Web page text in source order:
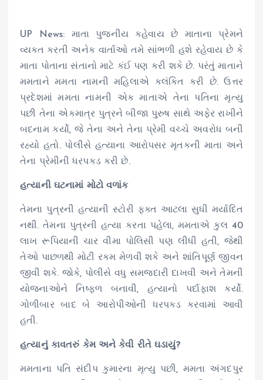
UP News: માતા પુજનીયકહેવાય છે માતાના પ્રેમને
વ્યક્ત કરતી અનેક વાર્તાઓતમે સાંભળી હશે રહેવાય છે કે
માતા પોતાના સંતાનો માટે કંઈ પણ કરી શકે છે. પરંતું માતાને
મમતાને મમતા નામનીમહિલાએ કલંકિત કરી છે. ઉત્તર
પ્રદેશમાં મમતા નામની એક માતાએ તેના પતિના મૃત્યુ
પછી તેના એકમાત્ર પુત્રને બીજા પુરુષ સાથે અફેર રાખીને
બદનામ કર્યો, જે તેના અને તેના પ્રેમી વચ્ચે અવરોધ બની
રહ્યો હતો. પોલીસે હત્યાના આરોપસર મૃતકની માતા અને
તેના પ્રેમીની ધરપકડ કરી છે.
હત્યાનીઘટનામાં મોટો વળાંક
તેમના પુત્રની હત્યાની સ્ટોરી ફક્ત આટલા સુધી મર્યાદિત
નથી. તેમના પુત્રની હત્યા કરતા પહેલા,મમતાએ કુલ40
લાખ રૂપિયાની ચાર વીમા પોલિસી પણ લીધી હતી, જેથી
તેઓ પાછળથી મોટી રકમ મેળવી શકે અનેશાંતિપૂર્ણ જીવન
જીવી શકે. જોકે, પોલીસે વધુ સમજદારી દાખવી અને તેમની
યોજનાઓને નિષ્ફળ બનાવી, હત્યાનો પર્દાફાશ કર્યો.
ગોળીબાર બાદ બે આરોપીઓની ધરપકડ કરવામાં આવી
હતી.
હત્યાનુંકાવતરું કેમ અને કેવી રીતેઘડાયું?
મમતાના પતિસંદીપ કુમારના મૃત્યુ પછી, મમતા અંગદપુર